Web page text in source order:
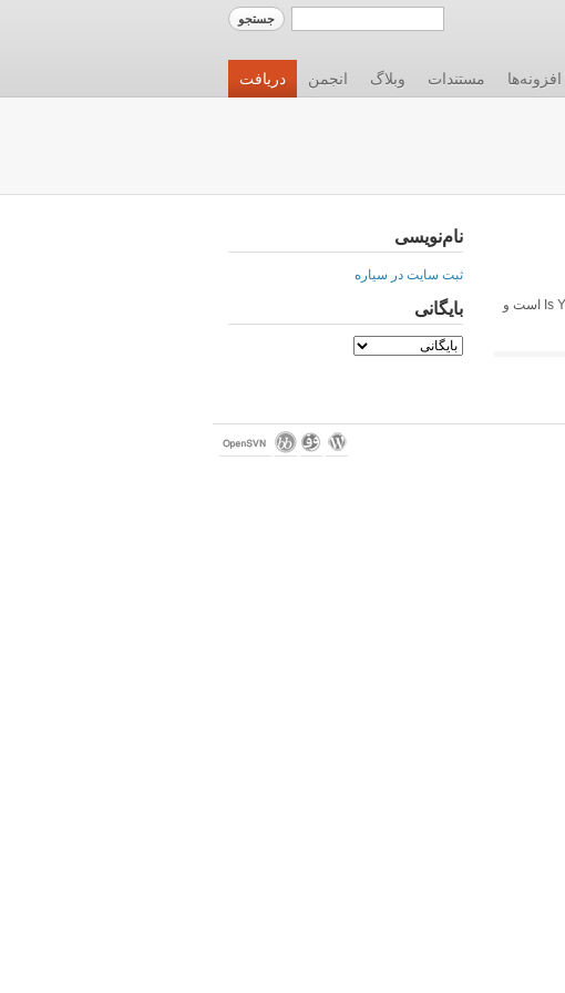
دریافت انجمن وبلاگ مستندات افزونه‌ها
سلام آیا سرور شما برای نصب وردپرس ۳.۲ آماده است؟ جواب این پاسخ در دستان افزونه Is Your Server Ready for WordPress 3.2 است و
نام‌نویسی
ثبت سایت در سیاره
بایگانی